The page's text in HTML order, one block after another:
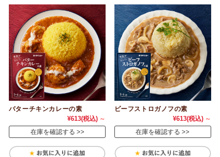
バターチキンカレーの素
¥613(税込) ～
在庫を確認する
ビーフストロガノフの素
¥613(税込) ～
在庫を確認する